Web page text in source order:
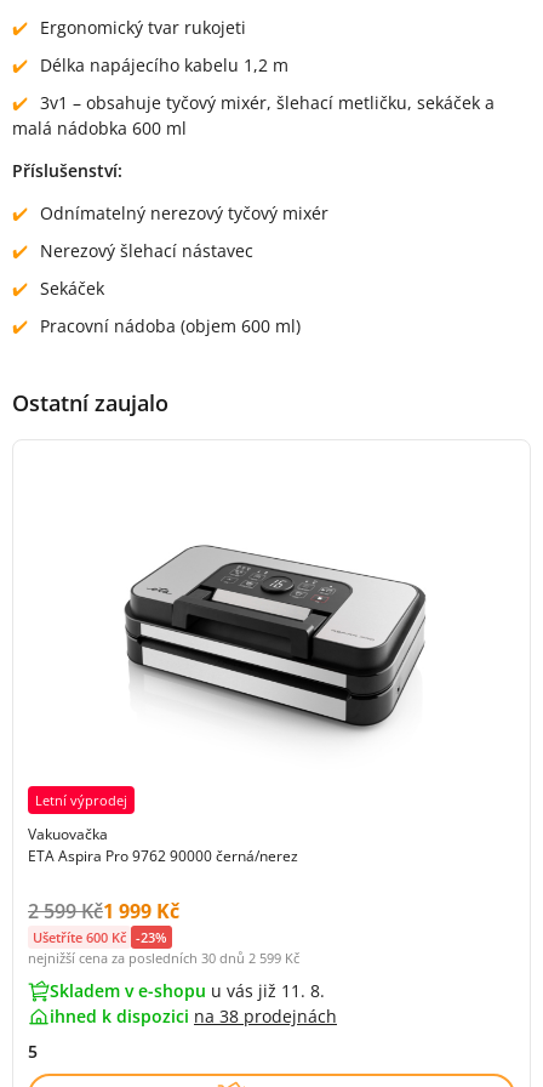
Ergonomický tvar rukojeti
Délka napájecího kabelu 1,2 m
3v1 – obsahuje tyčový mixér, šlehací metličku, sekáček a
malá nádobka 600 ml
Příslušenství:
Odnímatelný nerezový tyčový mixér
Nerezový šlehací nástavec
Sekáček
Pracovní nádoba (objem 600 ml)
Ostatní zaujalo
Letní výprodej
Vakuovačka
ETA Aspira Pro 9762 90000 černá/nerez
Původní cena s DPH:
2 599 KčCena s DPH:
1 999 Kč
Ušetříte 600 Kč -23%
nejnižší cena za posledních 30 dnů 2 599 Kč
Skladem v e-shopu u vás již 11. 8.
ihned k dispozici na 38 prodejnách
5